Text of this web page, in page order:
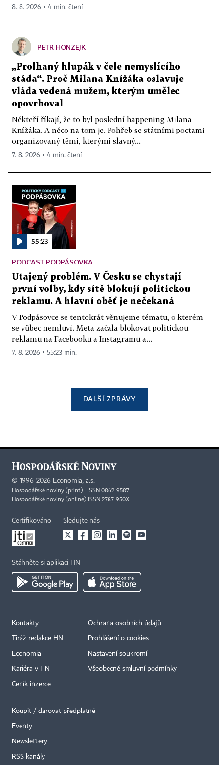
8. 8. 2026 ▪ 4 min. čtení
PETR HONZEJK
„Prolhaný hlupák v čele nemyslícího
stáda“. Proč Milana Knížáka oslavuje
vláda vedená mužem, kterým umělec
opovrhoval
Někteří říkají, že to byl poslední happening Milana
Knížáka. A něco na tom je. Pohřeb se státními poctami
organizovaný těmi, kterými slavný...
7. 8. 2026 ▪ 4 min. čtení
55:23
PODCAST PODPÁSOVKA
Utajený problém. V Česku se chystají
první volby, kdy sítě blokují politickou
reklamu. A hlavní oběť je nečekaná
V Podpásovce se tentokrát věnujeme tématu, o kterém
se vůbec nemluví. Meta začala blokovat politickou
reklamu na Facebooku a Instagramu a...
7. 8. 2026 ▪ 55:23 min.
DALŠÍ ZPRÁVY
© 1996-2026 Economia, a.s.
Hospodářské noviny (print) ISSN 0862-9587
Hospodářské noviny (online) ISSN 2787-950X
Certifikováno Sledujte nás
Stáhněte si aplikaci HN
Kontakty
Tiráž redakce HN
Economia
Kariéra v HN
Ceník inzerce
Ochrana osobních údajů
Prohlášení o cookies
Nastavení soukromí
Všeobecné smluvní podmínky
Koupit / darovat předplatné
Eventy
Newslettery
RSS kanály